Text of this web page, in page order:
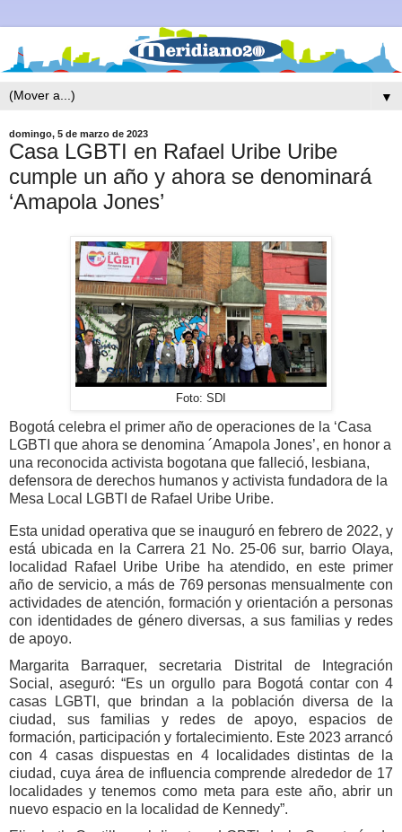
▼
domingo, 5 de marzo de 2023
Casa LGBTI en Rafael Uribe Uribe
cumple un año y ahora se denominará
‘Amapola Jones’
Foto: SDI
Bogotá celebra el primer año de operaciones de la ‘Casa
LGBTI que ahora se denomina ´Amapola Jones’, en honor a
una reconocida activista bogotana que falleció, lesbiana,
defensora de derechos humanos y activista fundadora de la
Mesa Local LGBTI de Rafael Uribe Uribe.
Esta unidad operativa que se inauguró en febrero de 2022, y
está ubicada en la Carrera 21 No. 25-06 sur, barrio Olaya,
localidad Rafael Uribe Uribe ha atendido, en este primer
año de servicio, a más de 769 personas mensualmente con
actividades de atención, formación y orientación a personas
con identidades de género diversas, a sus familias y redes
de apoyo.
Margarita Barraquer, secretaria Distrital de Integración
Social, aseguró: “Es un orgullo para Bogotá contar con 4
casas LGBTI, que brindan a la población diversa de la
ciudad, sus familias y redes de apoyo, espacios de
formación, participación y fortalecimiento. Este 2023 arrancó
con 4 casas dispuestas en 4 localidades distintas de la
ciudad, cuya área de influencia comprende alrededor de 17
localidades y tenemos como meta para este año, abrir un
nuevo espacio en la localidad de Kennedy”.